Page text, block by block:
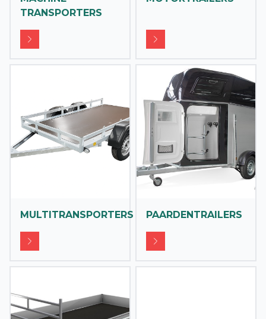
TRANSPORTERS
MULTITRANSPORTERS PAARDENTRAILERS